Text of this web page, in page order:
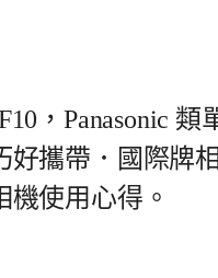
，Panasonic
攜帶．國際牌
使用心得。